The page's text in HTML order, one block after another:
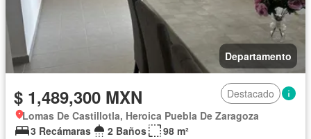
Departamento
$ 1,489,300 MXN
Destacado
Lomas De Castillotla, Heroica Puebla De Zaragoza
3 Recámaras
2 Baños
98 m²